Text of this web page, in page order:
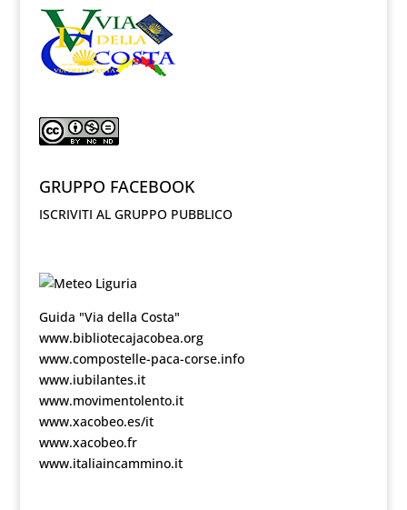
GRUPPO FACEBOOK
ISCRIVITI AL GRUPPO PUBBLICO
Guida "Via della Costa"
www.bibliotecajacobea.org
www.compostelle-paca-corse.info
www.iubilantes.it
www.movimentolento.it
www.xacobeo.es/it
www.xacobeo.fr
www.italiaincammino.it